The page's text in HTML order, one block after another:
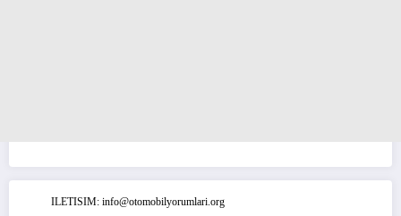
ILETISIM: info@otomobilyorumlari.org